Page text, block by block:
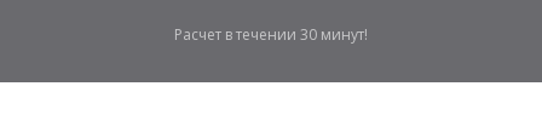
Расчет в течении 30 минут!